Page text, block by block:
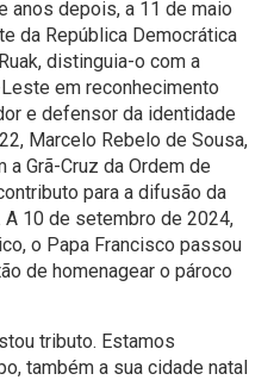
anos depois, a 11 de maio
da República Democrática
distinguia-o com a
em reconhecimento
e defensor da identidade
Marcelo Rebelo de Sousa,
Grã-Cruz da Ordem de
para a difusão da
A 10 de setembro de 2024,
o Papa Francisco passou
de homenagear o pároco
tributo. Estamos
também a sua cidade natal